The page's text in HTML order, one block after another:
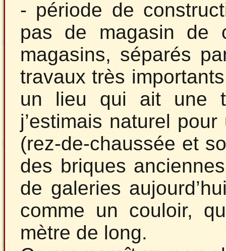
- période de
pas de magasin de
magasins, séparés
travaux très
un lieu qui ait une
j’estimais naturel
(rez-de-chaussée et
des briques
de galeries
comme un couloir,
mètre de long.